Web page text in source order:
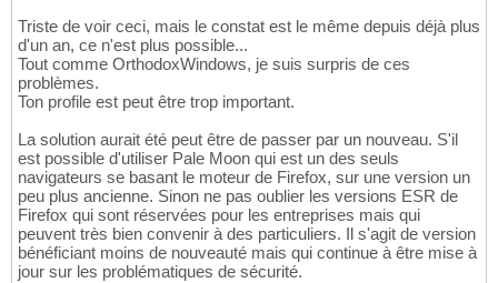
Triste de voir ceci, mais le constat est le même depuis déjà plus
d'un an, ce n'est plus possible...
Tout comme OrthodoxWindows, je suis surpris de ces
problèmes.
Ton profile est peut être trop important.
La solution aurait été peut être de passer par un nouveau. S'il
est possible d'utiliser Pale Moon qui est un des seuls
navigateurs se basant le moteur de Firefox, sur une version un
peu plus ancienne. Sinon ne pas oublier les versions ESR de
Firefox qui sont réservées pour les entreprises mais qui
peuvent très bien convenir à des particuliers. Il s'agit de version
bénéficiant moins de nouveauté mais qui continue à être mise à
jour sur les problématiques de sécurité.